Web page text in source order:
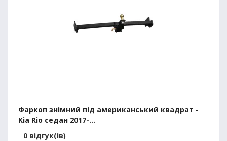
Фаркоп знімний під американський квадрат -
Kia Rio седан 2017-...
0 відгук(ів)